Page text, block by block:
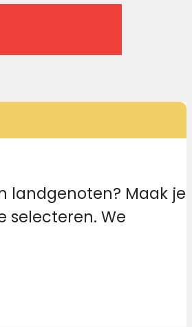
landgenoten? Maak je
selecteren. We